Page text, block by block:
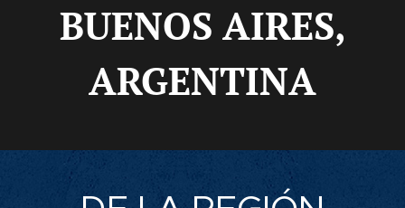
BUENOS AIRES,
ARGENTINA